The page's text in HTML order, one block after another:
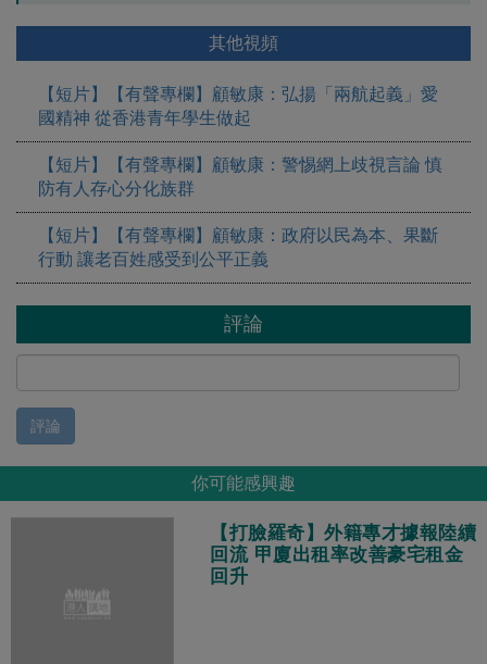
其他視頻
【短片】【有聲專欄】顧敏康：弘揚「兩航起義」愛
國精神 從香港青年學生做起
【短片】【有聲專欄】顧敏康：警惕網上歧視言論 慎
防有人存心分化族群
【短片】【有聲專欄】顧敏康：​政府以民為本、果斷
行動 讓老百姓感受到公平正義
評論
評論
你可能感興趣
【打臉羅奇】外籍專才據報陸續
回流 甲廈出租率改善豪宅租金
回升